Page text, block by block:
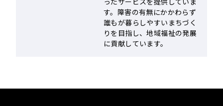
す。障害の有無にかかわらず
誰もが暮らしやすいまちづく
りを目指し、地域福祉の発展
に貢献しています。